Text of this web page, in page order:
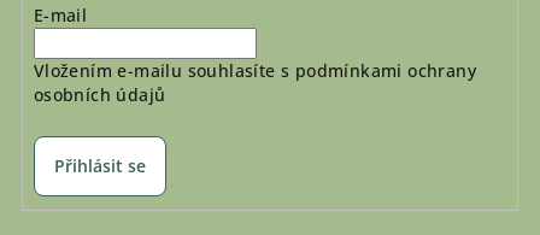
E-mail
Vložením e-mailu souhlasíte s podmínkami ochrany
osobních údajů
Přihlásit se